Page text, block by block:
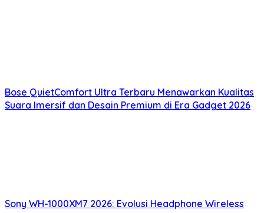
Bose QuietComfort Ultra Terbaru Menawarkan Kualitas
Suara Imersif dan Desain Premium di Era Gadget 2026
Sony WH-1000XM7 2026: Evolusi Headphone Wireless